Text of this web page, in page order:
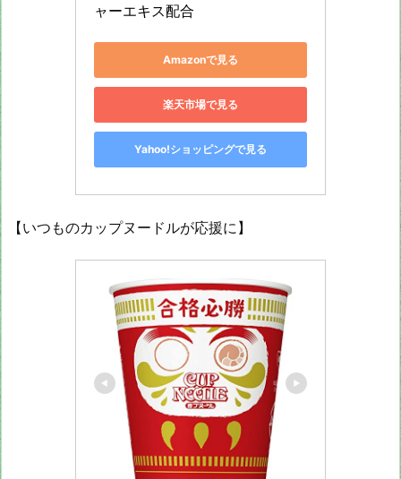
ャーエキス配合
Amazonで見る
楽天市場で見る
Yahoo!ショッピングで見る
【いつものカップヌードルが応援に】